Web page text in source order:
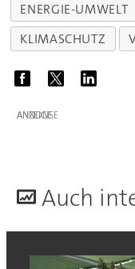
ENERGIE-UMWELT
KLIMASCHUTZ
ANZEIGE
Auch